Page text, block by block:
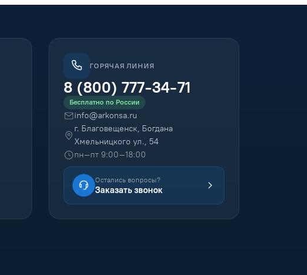
ГОРЯЧАЯ ЛИНИЯ
8 (800) 777-34-71
Бесплатно по России
info@arkonsa.ru
г. Благовещенск, Богдана
Хмельницкого ул., 54
пн–пт 9:00–18:00
Остались вопросы?
Заказать звонок